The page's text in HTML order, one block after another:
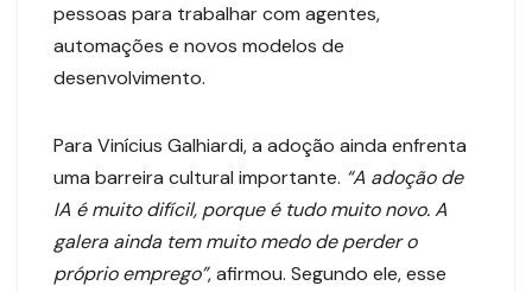
pessoas para trabalhar com agentes,
automações e novos modelos de
desenvolvimento.
Para Vinícius Galhiardi, a adoção ainda enfrenta
uma barreira cultural importante. “A adoção de
IA é muito difícil, porque é tudo muito novo. A
galera ainda tem muito medo de perder o
próprio emprego”, afirmou. Segundo ele, esse